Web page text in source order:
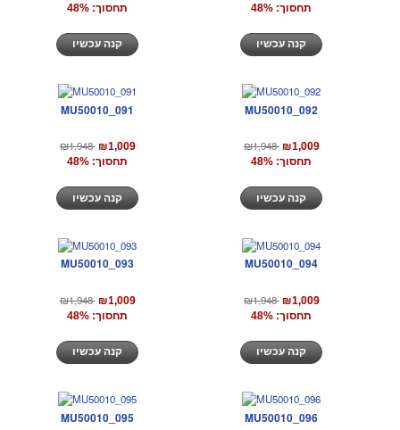
תחסוך: 48%
תחסוך: 48%
MU50010_091
₪1,948 ₪1,009
תחסוך: 48%
MU50010_092
₪1,948 ₪1,009
תחסוך: 48%
MU50010_093
₪1,948 ₪1,009
תחסוך: 48%
MU50010_094
₪1,948 ₪1,009
תחסוך: 48%
MU50010_095 MU50010_096